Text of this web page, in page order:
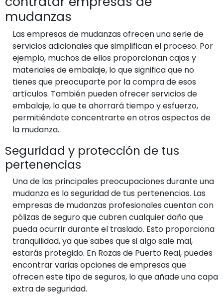
mudanzas
Las empresas de mudanzas ofrecen una serie de
servicios adicionales que simplifican el proceso. Por
ejemplo, muchos de ellos proporcionan cajas y
materiales de embalaje, lo que significa que no
tienes que preocuparte por la compra de esos
artículos. También pueden ofrecer servicios de
embalaje, lo que te ahorrará tiempo y esfuerzo,
permitiéndote concentrarte en otros aspectos de
la mudanza.
Seguridad y protección de tus
pertenencias
Una de las principales preocupaciones durante una
mudanza es la seguridad de tus pertenencias. Las
empresas de mudanzas profesionales cuentan con
pólizas de seguro que cubren cualquier daño que
pueda ocurrir durante el traslado. Esto proporciona
tranquilidad, ya que sabes que si algo sale mal,
estarás protegido. En Rozas de Puerto Real, puedes
encontrar varias opciones de empresas que
ofrecen este tipo de seguros, lo que añade una capa
extra de seguridad.